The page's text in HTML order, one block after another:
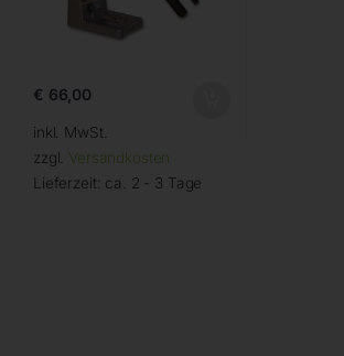
€ 66,00
inkl. MwSt.
zzgl. Versandkosten
Lieferzeit: ca. 2 - 3 Tage